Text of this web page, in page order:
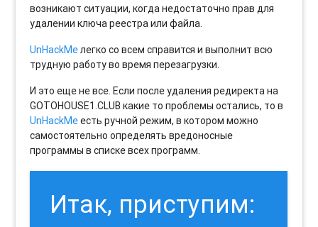
возникают ситуации, когда недостаточно прав для
удалении ключа реестра или файла.
UnHackMeлегко со всем справится и выполнит всю
трудную работу во время перезагрузки.
И это еще не все. Если после удаления редиректа на
GOTOHOUSE1.CLUB какие то проблемы остались, то в
UnHackMeесть ручной режим, в котором можно
самостоятельно определять вредоносные
программы в списке всех программ.
Итак, приступим: